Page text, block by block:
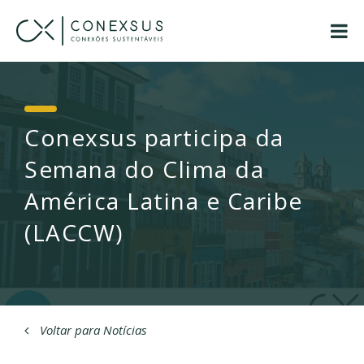
Conexsus participa da
Semana do Clima da
América Latina e Caribe
(LACCW)
Voltar para Notícias